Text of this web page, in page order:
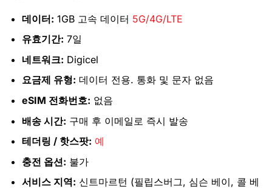
데이터: 1GB 고속 데이터 5G/4G/LTE
유효기간: 7일
네트워크: Digicel
요금제 유형: 데이터 전용. 통화 및 문자 없음
eSIM 전화번호: 없음
배송 시간: 구매 후 이메일로 즉시 발송
테더링 / 핫스팟: 예
충전 옵션: 불가
서비스 지역: 신트마르턴 (필립스버그, 심슨 베이, 콜 베